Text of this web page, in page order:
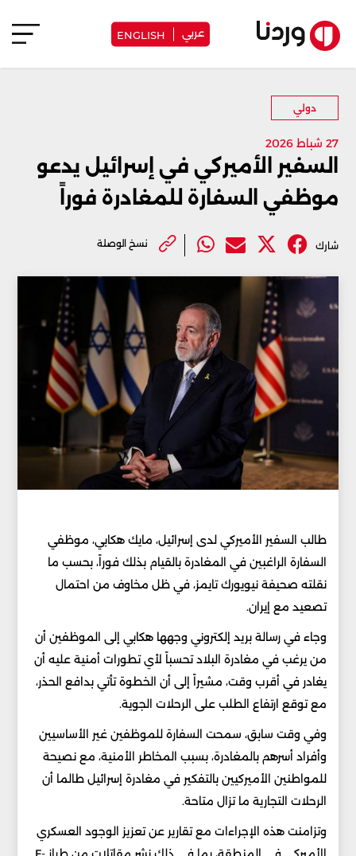
عربي ENGLISH
دولي
27 شباط 2026
السفير الأميركي في إسرائيل يدعو
موظفي السفارة للمغادرة فوراً
شارك نسخ الوصلة
طالب السفير الأميركي لدى إسرائيل، مايك هكابي، موظفي
السفارة الراغبين في المغادرة بالقيام بذلك فوراً، بحسب ما
نقلته صحيفة نيويورك تايمز، في ظل مخاوف من احتمال
تصعيد مع إيران.
وجاء في رسالة بريد إلكتروني وجهها هكابي إلى الموظفين أن
من يرغب في مغادرة البلاد تحسباً لأي تطورات أمنية عليه أن
يغادر في أقرب وقت، مشيراً إلى أن الخطوة تأتي بدافع الحذر،
مع توقع ارتفاع الطلب على الرحلات الجوية.
وفي وقت سابق، سمحت السفارة للموظفين غير الأساسيين
وأفراد أسرهم بالمغادرة، بسبب المخاطر الأمنية، مع نصيحة
للمواطنين الأميركيين بالتفكير في مغادرة إسرائيل طالما أن
الرحلات التجارية ما تزال متاحة.
وتزامنت هذه الإجراءات مع تقارير عن تعزيز الوجود العسكري